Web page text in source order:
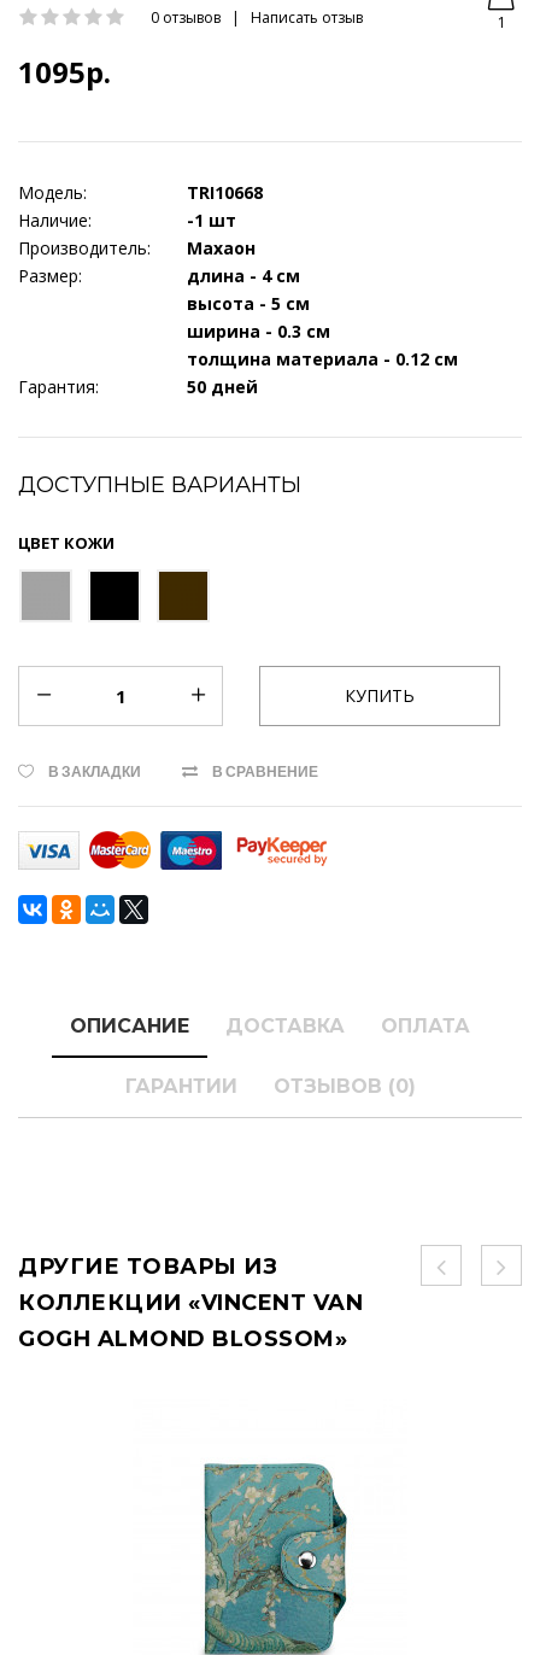
0 отзывов | Написать отзыв
1095р.
1
Модель:
TRI10668
Наличие:
-1 шт
Производитель:
Махаон
Размер:
длина - 4 см
высота - 5 см
ширина - 0.3 см
толщина материала - 0.12 см
Гарантия:
50 дней
ДОСТУПНЫЕ ВАРИАНТЫ
ЦВЕТ КОЖИ
В ЗАКЛАДКИ В СРАВНЕНИЕ
ОПИСАНИЕ ДОСТАВКА ОПЛАТА
ГАРАНТИИ ОТЗЫВОВ (0)
ДРУГИЕ ТОВАРЫ ИЗ
КОЛЛЕКЦИИ «VINCENT VAN
GOGH ALMOND BLOSSOM»